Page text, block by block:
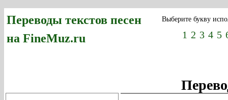
Переводы текстов песен
на FineMuz.ru
Выберите букву
1 2 3 4 5